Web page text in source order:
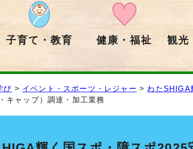
子育て・教育 健康・福祉 観光
び > イベント・スポーツ・レジャー > わたSHIGA
キャップ）調達・加工業務